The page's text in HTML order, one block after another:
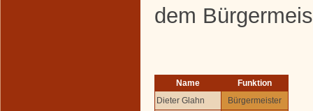
dem
Name
Funktion
Dieter Glahn
Bürgermeister